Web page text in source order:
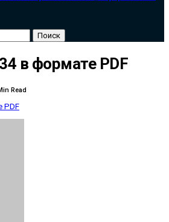
в формате PDF
Read
PDF